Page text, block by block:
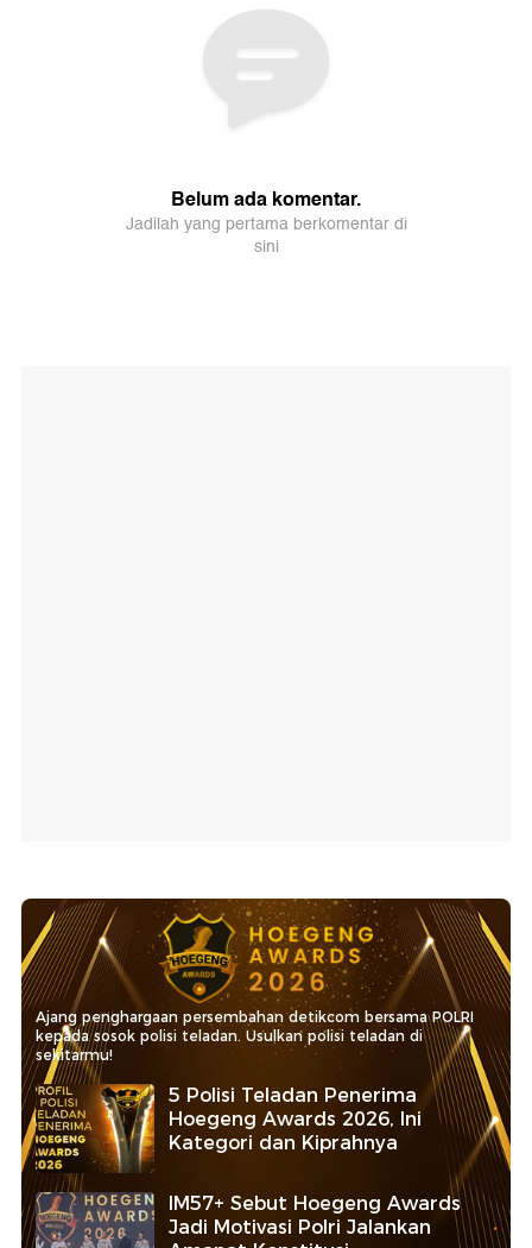
Ajang penghargaan persembahan detikcom bersama POLRI
kepada sosok polisi teladan. Usulkan polisi teladan di
sekitarmu!
5 Polisi Teladan Penerima
Hoegeng Awards 2026, Ini
Kategori dan Kiprahnya
IM57+ Sebut Hoegeng Awards
Jadi Motivasi Polri Jalankan